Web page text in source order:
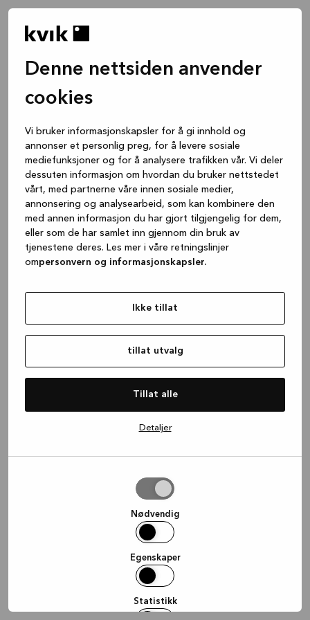
Denne nettsiden anvender
cookies
Vi bruker informasjonskapsler for å gi innhold og
annonser et personlig preg, for å levere sosiale
mediefunksjoner og for å analysere trafikken vår. Vi deler
dessuten informasjon om hvordan du bruker nettstedet
vårt, med partnerne våre innen sosiale medier,
annonsering og analysearbeid, som kan kombinere den
med annen informasjon du har gjort tilgjengelig for dem,
eller som de har samlet inn gjennom din bruk av
tjenestene deres. Les mer i våre retningslinjer
ompersonvern og informasjonskapsler.
Ikke tillat
tillat utvalg
Tillat alle
Detaljer
Nødvendig
Egenskaper
Statistikk
(see the browser console for more
information).